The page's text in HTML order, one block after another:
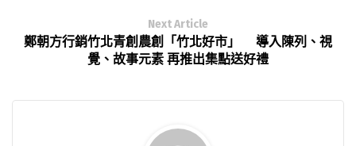
Next Article
鄭朝方行銷竹北青創農創「竹北好市」 導入陳列、視
覺、故事元素 再推出集點送好禮